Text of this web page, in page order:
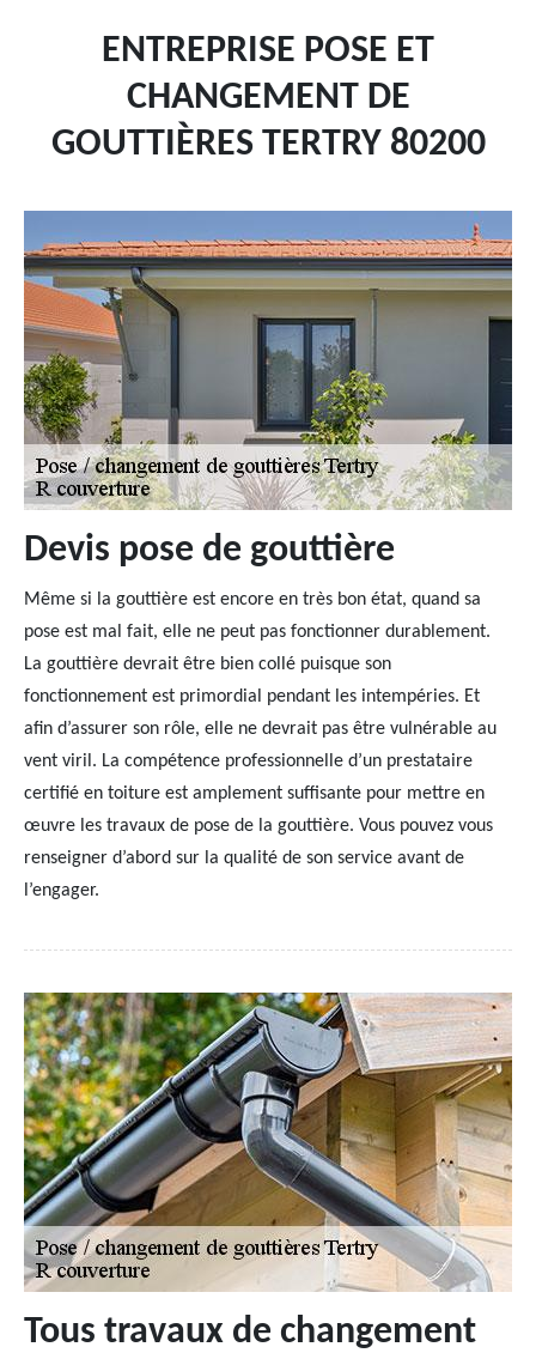
ENTREPRISE POSE ET
CHANGEMENT DE
GOUTTIÈRES TERTRY 80200
Devis pose de gouttière
Même si la gouttière est encore en très bon état, quand sa
pose est mal fait, elle ne peut pas fonctionner durablement.
La gouttière devrait être bien collé puisque son
fonctionnement est primordial pendant les intempéries. Et
afin d’assurer son rôle, elle ne devrait pas être vulnérable au
vent viril. La compétence professionnelle d’un prestataire
certifié en toiture est amplement suffisante pour mettre en
œuvre les travaux de pose de la gouttière. Vous pouvez vous
renseigner d’abord sur la qualité de son service avant de
l’engager.
Tous travaux de changement